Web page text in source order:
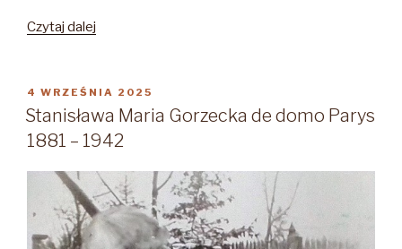
Czytaj dalej
domu
Piórowska”
OPUBLIKOWANE
W
4 WRZEŚNIA 2025
Stanisława Maria Gorzecka de domo Parys
1881 – 1942